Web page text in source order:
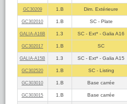
GC30209 1.B Dim. Extérieure
GC302010 1.B SC - Plate
GALIA‑A16B 1.3 SC - Ext* - Galia A16
GC302017 1.B SC
GALIA‑A15B 1.3 SC - Ext* - Galia A15
GC302520 1.B SC - Listing
GC303010 1.B Base carrée
GC303015 1.B Base carrée